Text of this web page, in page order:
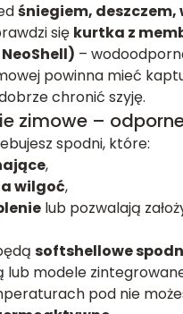
śniegiem,
się kurtka z
–
powinna mieć
chronić szyję.
zimowe –
spodni, które:
,
wilgoć,
lub pozwalają
softshellowe
modele
pod nie